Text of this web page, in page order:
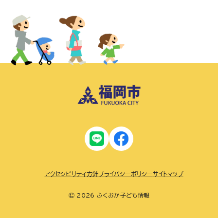
© 2026 ふくおか子ども情報
アクセシビリティ方針プライバシーポリシーサイトマップ